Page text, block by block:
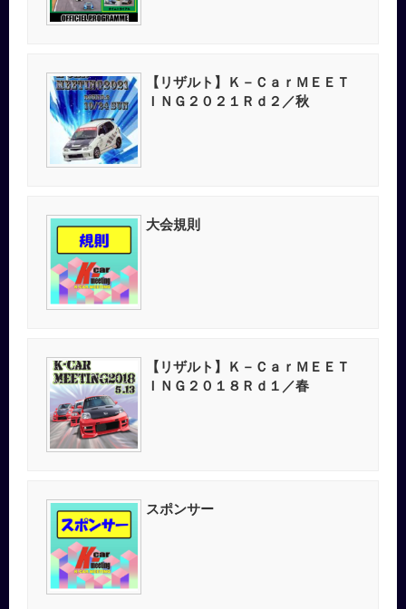
【リザルト】Ｋ－ＣａｒＭＥＥＴ
ＩＮＧ２０２１Ｒｄ２／秋
大会規則
【リザルト】Ｋ－ＣａｒＭＥＥＴ
ＩＮＧ２０１８Ｒｄ１／春
スポンサー